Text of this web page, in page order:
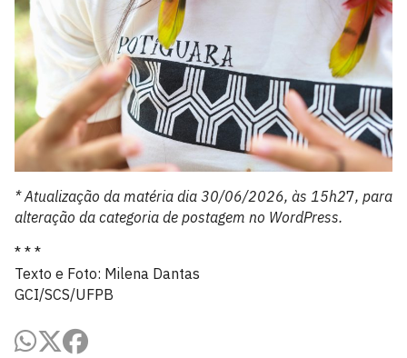
* Atualização da matéria dia 30/06/2026, às 15h27, para
alteração da categoria de postagem no WordPress.
* * *
Texto e Foto: Milena Dantas
GCI/SCS/UFPB